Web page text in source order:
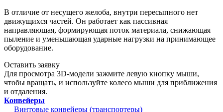
В отличие от несущего желоба, внутри пересыпного нет
движущихся частей. Он работает как пассивная
направляющая, формирующая поток материала, снижающая
пыление и уменьшающая ударные нагрузки на принимающее
оборудование.
Оставить заявку
Для просмотра 3D-модели зажмите левую кнопку мыши,
чтобы вращать, и используйте колесо мыши для приближения
и отдаления.
Конвейеры
Винтовые конвейеры (транспортеры)